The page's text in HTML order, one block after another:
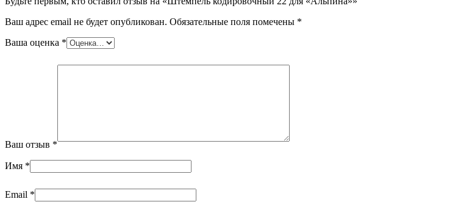
Ваш адрес email не будет опубликован. Обязательные поля помечены *
Ваша оценка *
Ваш отзыв *
Имя *
Email *